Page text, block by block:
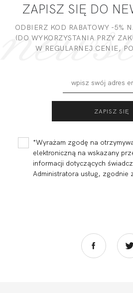
182,00 zł
ZAPISZ SIĘ DO
ODBIERZ KOD RABATOWY -5%
(DO WYKORZYSTANIA PRZY
W REGULARNEJ CENIE,
*Wyrażam zgodę na
elektroniczną na wskazany
informacji dotyczących
Administratora usług, zgodnie